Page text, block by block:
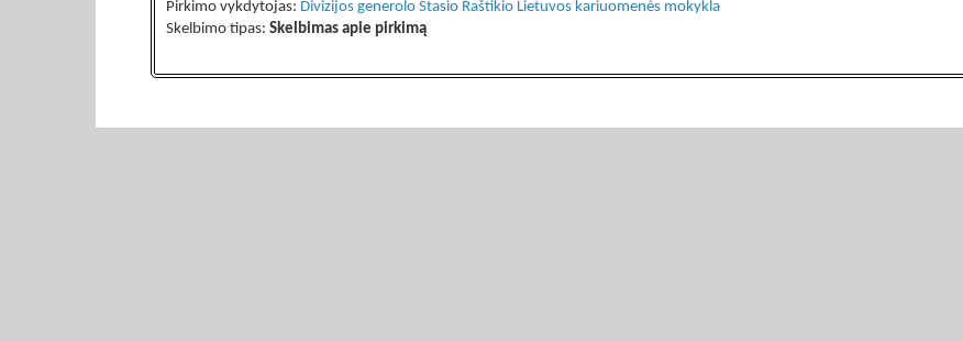
Pirkimo vykdytojas: Divizijos generolo Stasio Raštikio Lietuvos kariuomenės mokykla
Skelbimo tipas: Skelbimas apie pirkimą